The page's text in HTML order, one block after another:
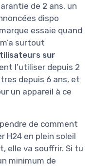
de 2 ans, un
dispo
essaie quand
surtout
sur
l’utiliser depuis 2
depuis 6 ans, et
un appareil à ce
de comment
H24 en plein soleil
elle va souffrir. Si tu
minimum de